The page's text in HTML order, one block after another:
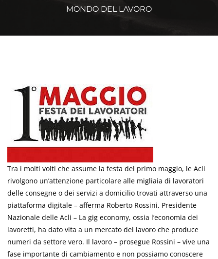
MONDO DEL LAVORO
Tra i molti volti che assume la festa del primo maggio, le Acli
rivolgono un’attenzione particolare alle migliaia di lavoratori
delle consegne o dei servizi a domicilio trovati attraverso una
piattaforma digitale – afferma Roberto Rossini, Presidente
Nazionale delle Acli – La gig economy, ossia l’economia dei
lavoretti, ha dato vita a un mercato del lavoro che produce
numeri da settore vero. Il lavoro – prosegue Rossini – vive una
fase importante di cambiamento e non possiamo conoscere